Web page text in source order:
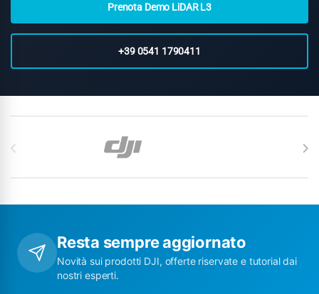
Prenota Demo LiDAR L3
+39 0541 1790411
Resta sempre aggiornato
Novità sui prodotti DJI, offerte riservate e tutorial dai
nostri esperti.